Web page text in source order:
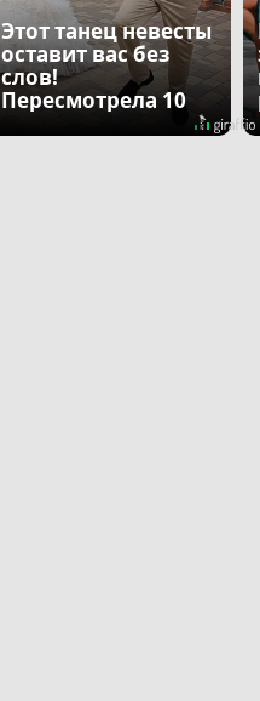
Этот танец невесты
оставит вас без
слов!
Пересмотрела 10